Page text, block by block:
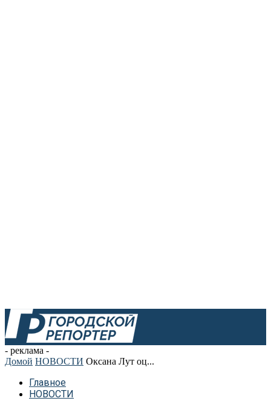
- реклама -
Домой НОВОСТИ Оксана Лут оц...
Главное
НОВОСТИ